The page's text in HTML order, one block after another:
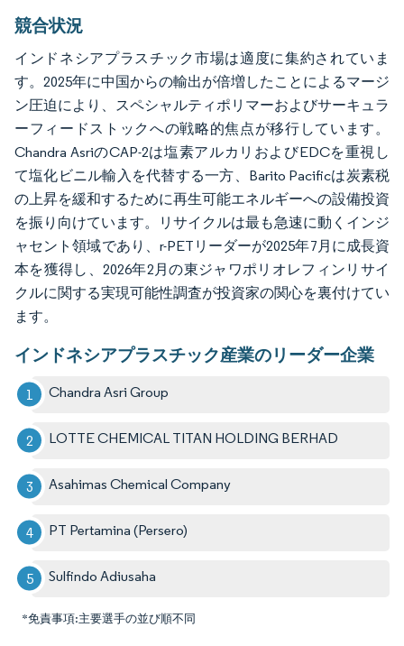
競合状況
インドネシアプラスチック市場は適度に集約されていま
す。2025年に中国からの輸出が倍増したことによるマージ
ン圧迫により、スペシャルティポリマーおよびサーキュラ
ーフィードストックへの戦略的焦点が移行しています。
Chandra AsriのCAP-2は塩素アルカリおよびEDCを重視し
て塩化ビニル輸入を代替する一方、Barito Pacificは炭素税
の上昇を緩和するために再生可能エネルギーへの設備投資
を振り向けています。リサイクルは最も急速に動くインジ
ャセント領域であり、r-PETリーダーが2025年7月に成長資
本を獲得し、2026年2月の東ジャワポリオレフィンリサイ
クルに関する実現可能性調査が投資家の関心を裏付けてい
ます。
インドネシアプラスチック産業のリーダー企業
Chandra Asri Group
LOTTE CHEMICAL TITAN HOLDING BERHAD
Asahimas Chemical Company
PT Pertamina (Persero)
Sulfindo Adiusaha
*免責事項:主要選手の並び順不同